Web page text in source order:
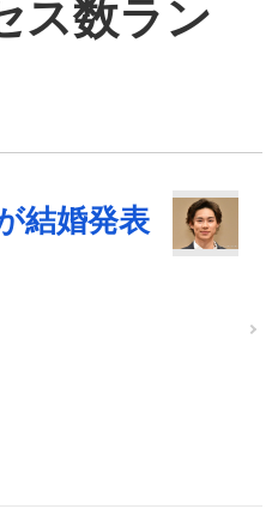
ス数ラン
結婚発表